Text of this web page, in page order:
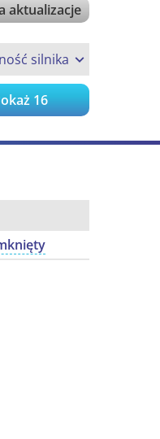
aktualizacje
silnika
16